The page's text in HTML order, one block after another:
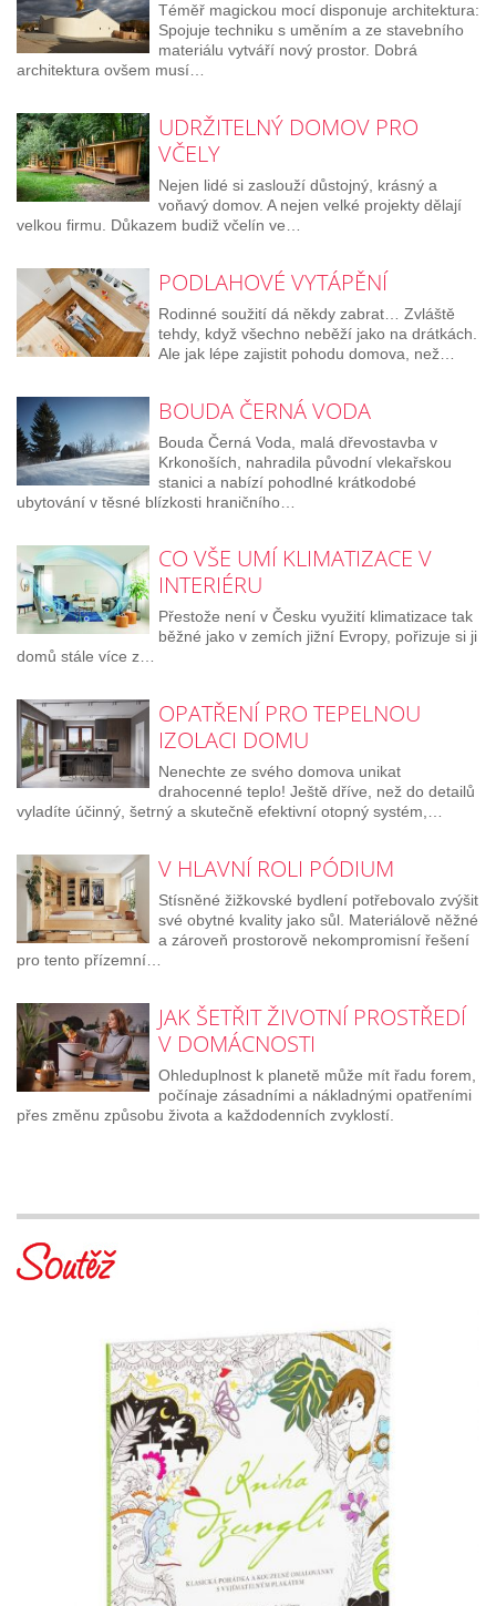
Téměř magickou mocí disponuje architektura:
Spojuje techniku s uměním a ze stavebního
materiálu vytváří nový prostor. Dobrá
architektura ovšem musí…
UDRŽITELNÝ DOMOV PRO
VČELY
Nejen lidé si zaslouží důstojný, krásný a
voňavý domov. A nejen velké projekty dělají
velkou firmu. Důkazem budiž včelín ve…
PODLAHOVÉ VYTÁPĚNÍ
Rodinné soužití dá někdy zabrat… Zvláště
tehdy, když všechno neběží jako na drátkách.
Ale jak lépe zajistit pohodu domova, než…
BOUDA ČERNÁ VODA
Bouda Černá Voda, malá dřevostavba v
Krkonoších, nahradila původní vlekařskou
stanici a nabízí pohodlné krátkodobé
ubytování v těsné blízkosti hraničního…
CO VŠE UMÍ KLIMATIZACE V
INTERIÉRU
Přestože není v Česku využití klimatizace tak
běžné jako v zemích jižní Evropy, pořizuje si ji
domů stále více z…
OPATŘENÍ PRO TEPELNOU
IZOLACI DOMU
Nenechte ze svého domova unikat
drahocenné teplo! Ještě dříve, než do detailů
vyladíte účinný, šetrný a skutečně efektivní otopný systém,…
V HLAVNÍ ROLI PÓDIUM
Stísněné žižkovské bydlení potřebovalo zvýšit
své obytné kvality jako sůl. Materiálově něžné
a zároveň prostorově nekompromisní řešení
pro tento přízemní…
JAK ŠETŘIT ŽIVOTNÍ PROSTŘEDÍ
V DOMÁCNOSTI
Ohleduplnost k planetě může mít řadu forem,
počínaje zásadními a nákladnými opatřeními
přes změnu způsobu života a každodenních zvyklostí.